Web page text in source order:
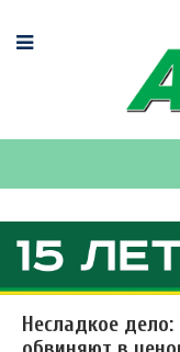
Несладкое